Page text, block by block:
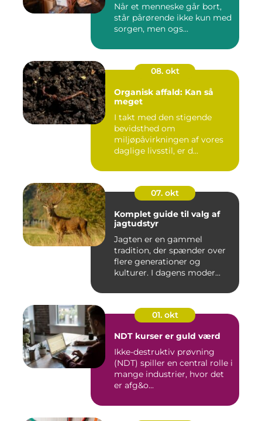
Når et menneske går bort,
står pårørende ikke kun med
sorgen, men ogs...
08. okt
Organisk affald: Kan så
meget
I takt med den stigende
bevidsthed om
miljøpåvirkningen af vores
daglige livsstil, er d...
07. okt
Komplet guide til valg af
jagtudstyr
Jagten er en gammel
tradition, der spænder over
flere generationer og
kulturer. I dagens moder...
01. okt
NDT kurser er guld værd
Ikke-destruktiv prøvning
(NDT) spiller en central rolle i
mange industrier, hvor det
er afg&o...